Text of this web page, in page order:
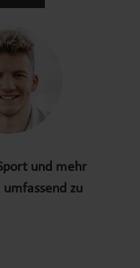
und mehr
zu